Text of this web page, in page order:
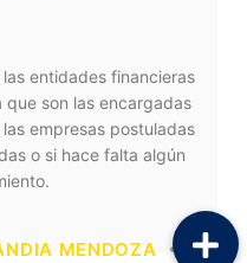
entidades financieras
son las encargadas
empresas postuladas
o si hace falta algún
MENDOZA